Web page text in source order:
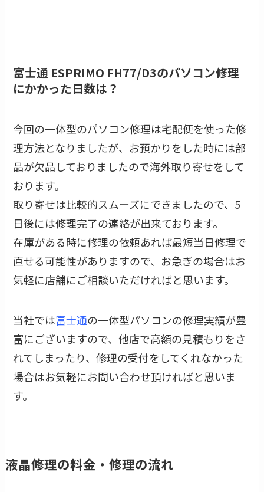
富士通 ESPRIMO FH77/D3のパソコン修理
にかかった日数は？
今回の一体型のパソコン修理は宅配便を使った修
理方法となりましたが、お預かりをした時には部
品が欠品しておりましたので海外取り寄せをして
おります。
取り寄せは比較的スムーズにできましたので、5
日後には修理完了の連絡が出来ております。
在庫がある時に修理の依頼あれば最短当日修理で
直せる可能性がありますので、お急ぎの場合はお
気軽に店舗にご相談いただければと思います。
当社では富士通の一体型パソコンの修理実績が豊
富にございますので、他店で高額の見積もりをさ
れてしまったり、修理の受付をしてくれなかった
場合はお気軽にお問い合わせ頂ければと思いま
す。
液晶修理の料金・修理の流れ